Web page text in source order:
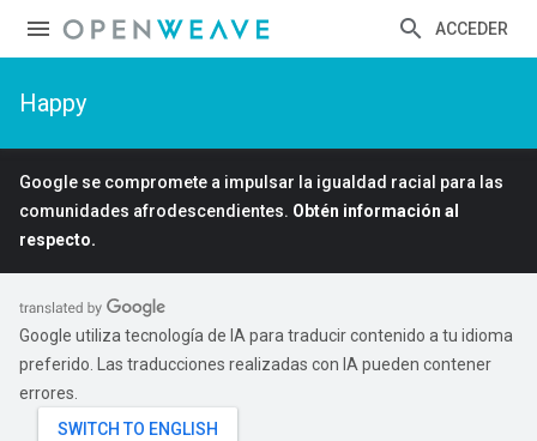
ACCEDER
Happy
Google se compromete a impulsar la igualdad racial para las
comunidades afrodescendientes. Obtén información al
respecto.
Google utiliza tecnología de IA para traducir contenido a tu idioma
preferido. Las traducciones realizadas con IA pueden contener
errores.